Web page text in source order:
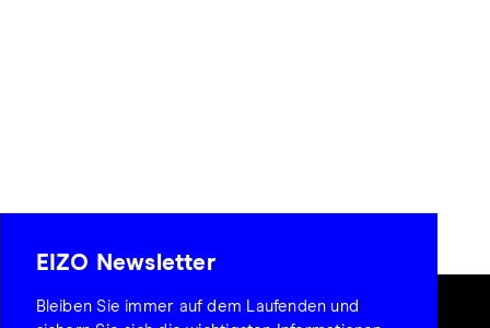
EIZO Newsletter
Bleiben Sie immer auf dem Laufenden und